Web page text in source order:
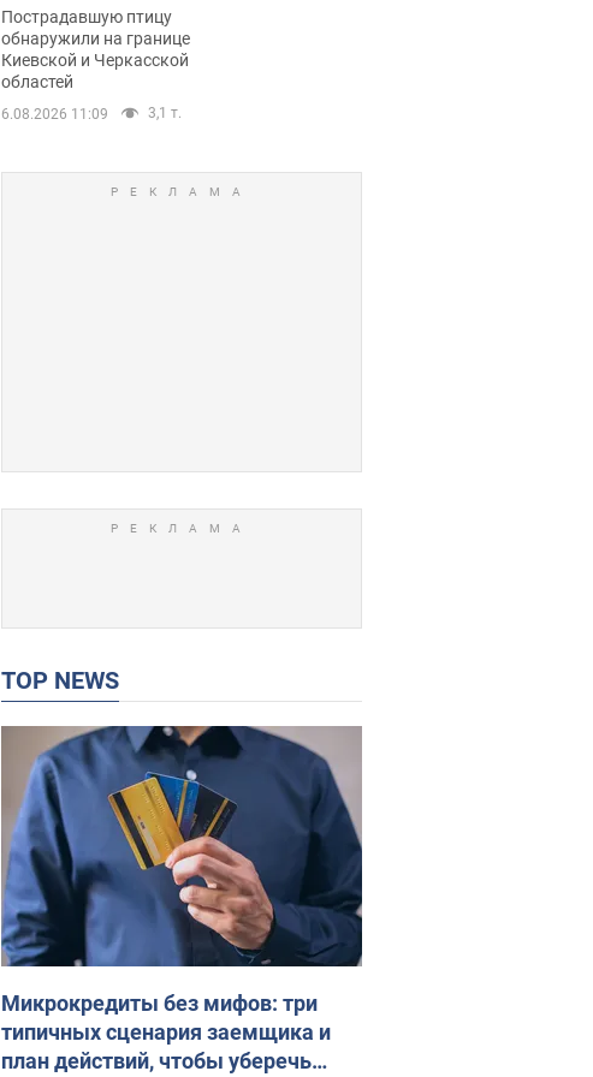
нетипичный маршрут.
Фото
Пострадавшую птицу
обнаружили на границе
Киевской и Черкасской
областей
6.08.2026 11:09 3,1 т.
TOP NEWS
Микрокредиты без мифов: три
типичных сценария заемщика и
план действий, чтобы уберечь